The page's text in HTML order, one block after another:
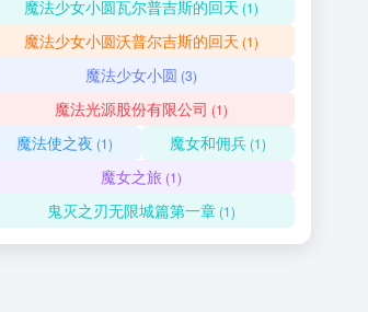
魔法少女小圆瓦尔普吉斯的回天 (1)
魔法少女小圆沃普尔吉斯的回天 (1)
魔法少女小圆 (3)
魔法光源股份有限公司 (1)
魔法使之夜 (1) 魔女和佣兵 (1)
魔女之旅 (1)
鬼灭之刃无限城篇第一章 (1)